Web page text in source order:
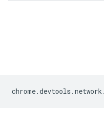
chrome.devtools .network .